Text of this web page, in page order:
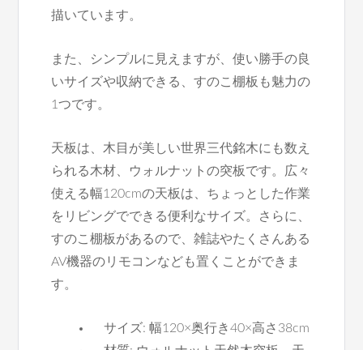
描いています。
また、シンプルに見えますが、使い勝手の良
いサイズや収納できる、すのこ棚板も魅力の
1つです。
天板は、木目が美しい世界三代銘木にも数え
られる木材、ウォルナットの突板です。広々
使える幅120cmの天板は、ちょっとした作業
をリビングでできる便利なサイズ。さらに、
すのこ棚板があるので、雑誌やたくさんある
AV機器のリモコンなども置くことができま
す。
サイズ: 幅120×奥行き40×高さ38cm